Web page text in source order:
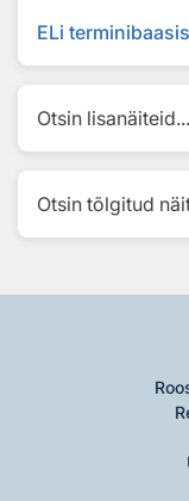
ELi
Otsin lisanäiteid...
Otsin tõlgitud